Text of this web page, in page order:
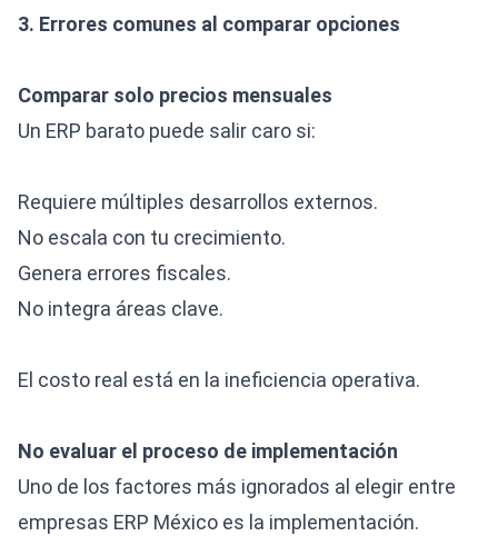
3. Errores comunes al comparar opciones
Comparar solo precios mensuales
Un ERP barato puede salir caro si:
Requiere múltiples desarrollos externos.
No escala con tu crecimiento.
Genera errores fiscales.
No integra áreas clave.
El costo real está en la ineficiencia operativa.
No evaluar el proceso de implementación
Uno de los factores más ignorados al elegir entre
empresas ERP México es la implementación.